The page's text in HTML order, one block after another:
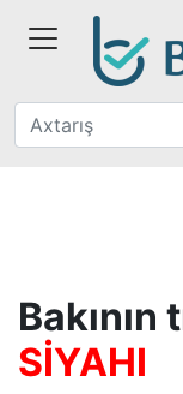
Bakının
SİYAHI